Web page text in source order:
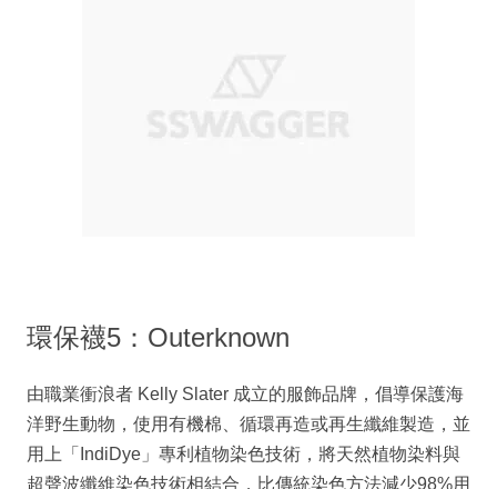
環保襪5：Outerknown
由職業衝浪者 Kelly Slater 成立的服飾品牌，倡導保護海
洋野生動物，使用有機棉、循環再造或再生纖維製造，並
用上「IndiDye」專利植物染色技術，將天然植物染料與
超聲波纖維染色技術相結合，比傳統染色方法減少98%用